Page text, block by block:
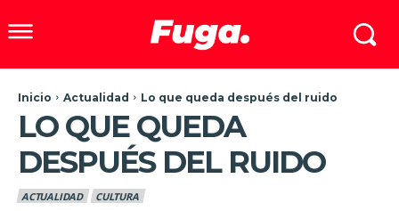
Inicio Actualidad Lo que queda después del ruido
LO QUE QUEDA
DESPUÉS DEL RUIDO
ACTUALIDAD CULTURA